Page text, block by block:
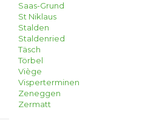
Saas-Grund
St Niklaus
Stalden
Staldenried
Täsch
Törbel
Viège
Visperterminen
Zeneggen
Zermatt